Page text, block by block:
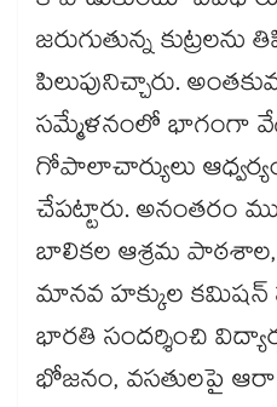
జరుగుతున్న కుట్రలను
పిలుపునిచ్చారు.
సమ్మేళనంలో భాగంగా
గోపాలాచార్యులు
చేపట్టారు. అనంతరం
బాలికల ఆశ్రమ
మానవ హక్కుల కమిషన్​
భారతి సందర్శించి
భోజనం, వసతులపై